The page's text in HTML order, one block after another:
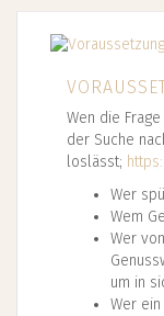
Wen die
der Suche
loslässt;
Wer
Wem
Wer
um in
Wer